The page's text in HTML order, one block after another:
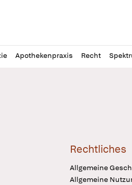
Apothekenpraxis Recht
Logo
Rechtliches
Allgemeine
Allgemeine